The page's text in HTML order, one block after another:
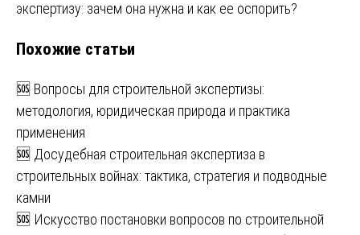
записям
экспертизу: зачем она нужна и как ее оспорить?
Похожие статьи
🆘 Вопросы для строительной экспертизы:
методология, юридическая природа и практика
применения
🆘 Досудебная строительная экспертиза в
строительных войнах: тактика, стратегия и подводные
камни
🆘 Искусство постановки вопросов по строительной